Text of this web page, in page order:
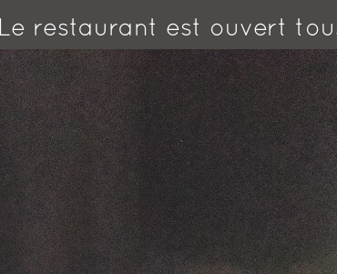
Le restaurant est ouvert
Pièce du
Snack du
Suggestion